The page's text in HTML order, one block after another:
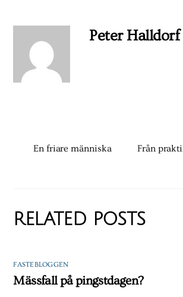
Peter Halldorf
En friare människa Från
RELATED POSTS
FASTEBLOGGEN
Mässfall på pingstdagen?